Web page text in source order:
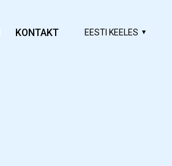
KONTAKT EESTI KEELES